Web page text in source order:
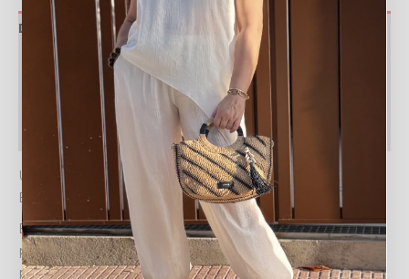
Descripción
Información adicional
Valoraciones (0)
Política de devoluciones
UN TOQUE DE ELEGANCIA Y FUNCIONALIDAD CON
EL BOLSO CHRISTINA OLK
El BOLSO CHRISTINA OLK es el complemento ideal
para la mujer moderna que busca aunar estilo y
practicidad en su día a día. Este distinguido bolso de